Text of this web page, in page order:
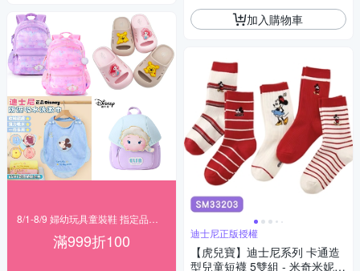
滿999折100
加入購物車
迪士尼正版授權
【虎兒寶】迪士尼系列 卡通造
型兒童短襪 5雙組 - 米奇米妮